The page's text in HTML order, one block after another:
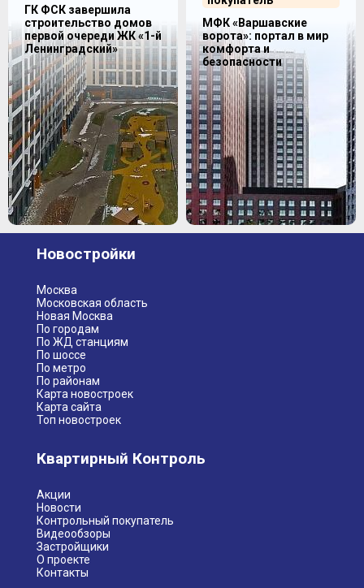
МФК «Варшавские
ворота»: портал в мир
комфорта и
безопасности
ГК ФСК завершила
строительство домов
первой очереди ЖК «1-й
Ленинградский»
Новостройки
Москва
Московская область
Новая Москва
По городам
По ЖД станциям
По шоссе
По метро
По районам
Карта новостроек
Карта сайта
Топ новостроек
Квартирный Контроль
Акции
Новости
Контрольный покупатель
Видеообзоры
Застройщики
О проекте
Контакты